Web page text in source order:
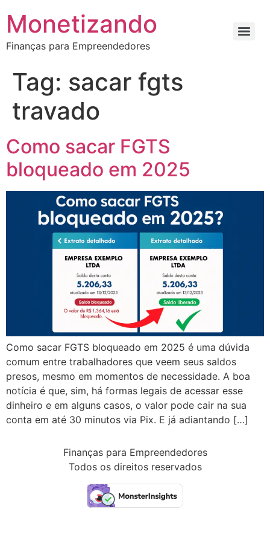
Monetizando
Finanças para Empreendedores
Tag: sacar fgts
travado
Como sacar FGTS
bloqueado em 2025
Como sacar FGTS bloqueado em 2025 é uma dúvida
comum entre trabalhadores que veem seus saldos
presos, mesmo em momentos de necessidade. A boa
notícia é que, sim, há formas legais de acessar esse
dinheiro e em alguns casos, o valor pode cair na sua
conta em até 30 minutos via Pix. E já adiantando […]
Finanças para Empreendedores
Todos os direitos reservados